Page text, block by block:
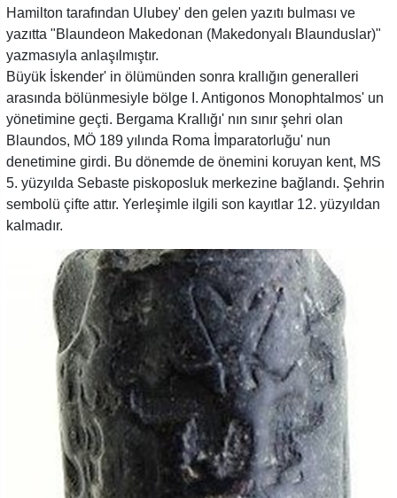
Hamilton tarafından Ulubey' den gelen yazıtı bulması ve
yazıtta "Blaundeon Makedonan (Makedonyalı Blaunduslar)"
yazmasıyla anlaşılmıştır.
Büyük İskender' in ölümünden sonra krallığın generalleri
arasında bölünmesiyle bölge I. Antigonos Monophtalmos' un
yönetimine geçti. Bergama Krallığı' nın sınır şehri olan
Blaundos, MÖ 189 yılında Roma İmparatorluğu' nun
denetimine girdi. Bu dönemde de önemini koruyan kent, MS
5. yüzyılda Sebaste piskoposluk merkezine bağlandı. Şehrin
sembolü çifte attır. Yerleşimle ilgili son kayıtlar 12. yüzyıldan
kalmadır.